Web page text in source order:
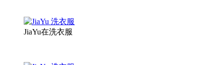
JiaYu在洗衣服